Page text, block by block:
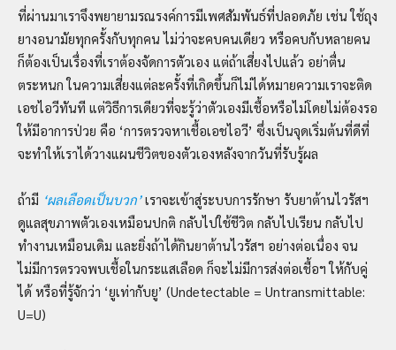
ที่ผ่านมาเราจึงพยายามรณรงค์การมีเพศสัมพันธ์ที่ปลอดภัย เช่น ใช้ถุง
ยางอนามัยทุกครั้งกับทุกคน ไม่ว่าจะคบคนเดียว หรือคบกับหลายคน
ก็ต้องเป็นเรื่องที่เราต้องจัดการตัวเอง แต่ถ้าเสี่ยงไปแล้ว อย่าตื่น
ตระหนก ในความเสี่ยงแต่ละครั้งที่เกิดขึ้นก็ไม่ได้หมายความเราจะติด
เอชไอวีทันที แต่วิธีการเดียวที่จะรู้ว่าตัวเองมีเชื้อหรือไม่โดยไม่ต้องรอ
ให้มีอาการป่วย คือ ‘การตรวจหาเชื้อเอชไอวี’ ซึ่งเป็นจุดเริ่มต้นที่ดีที่
จะทำให้เราได้วางแผนชีวิตของตัวเองหลังจากวันที่รับรู้ผล
ถ้ามี ‘ผลเลือดเป็นบวก’เราจะเข้าสู่ระบบการรักษา รับยาต้านไวรัสฯ
ดูแลสุขภาพตัวเองเหมือนปกติ กลับไปใช้ชีวิต กลับไปเรียน กลับไป
ทำงานเหมือนเดิม และยิ่งถ้าได้กินยาต้านไวรัสฯ อย่างต่อเนื่อง จน
ไม่มีการตรวจพบเชื้อในกระแสเลือด ก็จะไม่มีการส่งต่อเชื้อฯ ให้กับคู่
ได้ หรือที่รู้จักว่า ‘ยูเท่ากับยู’ (Undetectable = Untransmittable:
U=U)